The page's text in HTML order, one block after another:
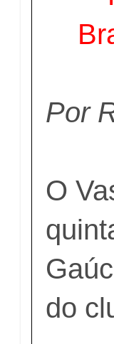
Por
O
do